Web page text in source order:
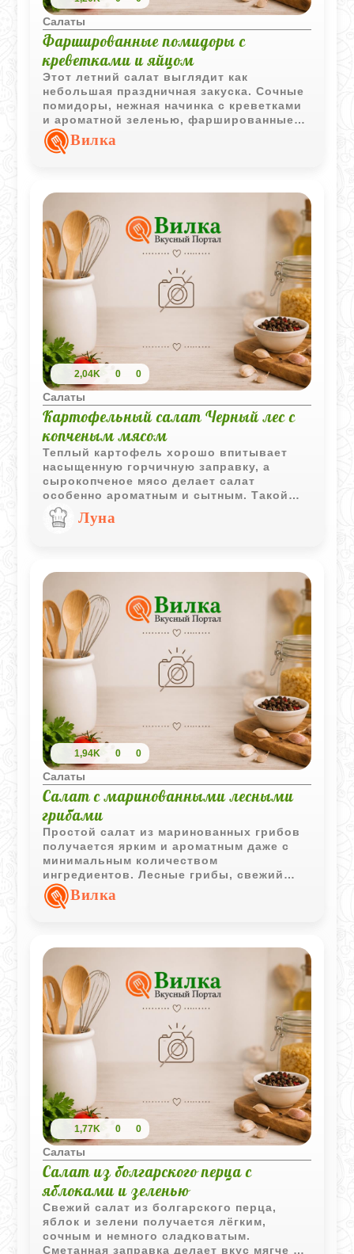
Салаты
Фаршированные помидоры с
креветками и яйцом
Этот летний салат выглядит как
небольшая праздничная закуска. Сочные
помидоры, нежная начинка с креветками
и ароматной зеленью, фаршированные
яйца и солоноватая килька создают
очень насыщенное и необычное
Вилка
2,04K 0 0
Салаты
Картофельный салат Черный лес с
копченым мясом
Теплый картофель хорошо впитывает
насыщенную горчичную заправку, а
сырокопченое мясо делает салат
особенно ароматным и сытным. Такой
салат получается одновременно простым
и очень выразительным по вкусу.
Луна
1,94K 0 0
Салаты
Салат с маринованными лесными
грибами
Простой салат из маринованных грибов
получается ярким и ароматным даже с
минимальным количеством
ингредиентов. Лесные грибы, свежий
зеленый лук и укроп отлично сочетаются
с растительным маслом, создавая
Вилка
1,77K 0 0
Салаты
Салат из болгарского перца с
яблоками и зеленью
Свежий салат из болгарского перца,
яблок и зелени получается лёгким,
сочным и немного сладковатым.
Сметанная заправка делает вкус мягче и